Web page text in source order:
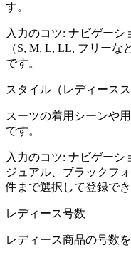
す。
入力のコツ: ナビゲーシ
（S, M, L, LL, フリー
です。
スタイル（レディースス
スーツの着用シーンや
です。
入力のコツ: ナビゲーシ
ジュアル、ブラックフ
件まで選択して登録でき
レディース号数
レディース商品の号数